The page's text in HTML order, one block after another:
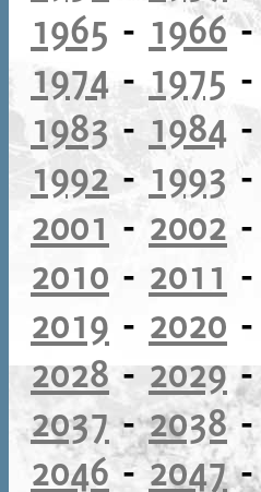
1965 - 1966
1974 - 1975 -
1983- 1984 -
1992-1993 -
2001 - 2002 -
2010 - 2011 -
2019 - 2020 -
2028 - 2029
2037-2038
2046-2047